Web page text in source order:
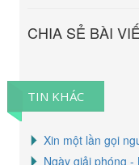
CHIA SẺ BÀI
TIN KHÁC
Xin một lần gọi
Ngày giải phóng -